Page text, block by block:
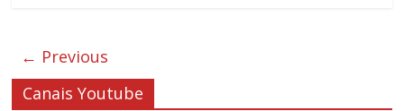
← Previous
Canais Youtube